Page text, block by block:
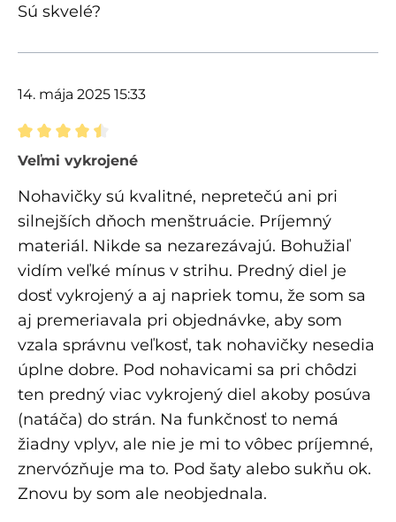
Sú skvelé?
14. mája 2025 15:33
Recenzia s hodnotením 4.5 z 5 hviezdičiek
Veľmi vykrojené
Nohavičky sú kvalitné, nepretečú ani pri
silnejších dňoch menštruácie. Príjemný
materiál. Nikde sa nezarezávajú. Bohužiaľ
vidím veľké mínus v strihu. Predný diel je
dosť vykrojený a aj napriek tomu, že som sa
aj premeriavala pri objednávke, aby som
vzala správnu veľkosť, tak nohavičky nesedia
úplne dobre. Pod nohavicami sa pri chôdzi
ten predný viac vykrojený diel akoby posúva
(natáča) do strán. Na funkčnosť to nemá
žiadny vplyv, ale nie je mi to vôbec príjemné,
znervózňuje ma to. Pod šaty alebo sukňu ok.
Znovu by som ale neobjednala.